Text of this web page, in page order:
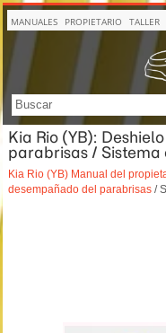
MANUALES PROPIETARIO TALLER
Kia Rio (YB):
parabrisas /
Kia Rio (YB) Manual del
desempañado del parabrisas /